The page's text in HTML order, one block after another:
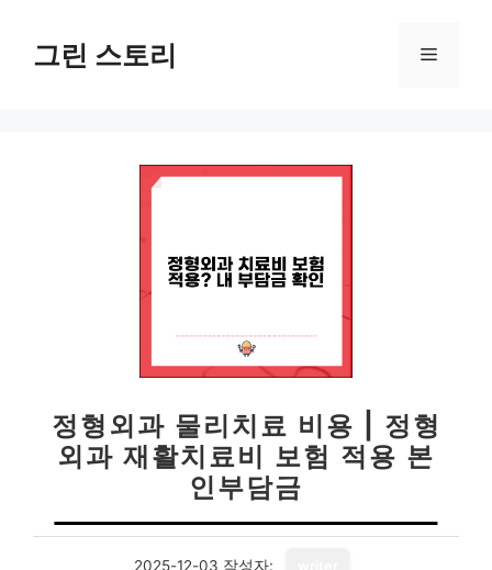
그린 스토리 메
정형외과 물리치료 비용 | 정형
외과 재활치료비 보험 적용 본
인부담금
2025-12-03 작성자: